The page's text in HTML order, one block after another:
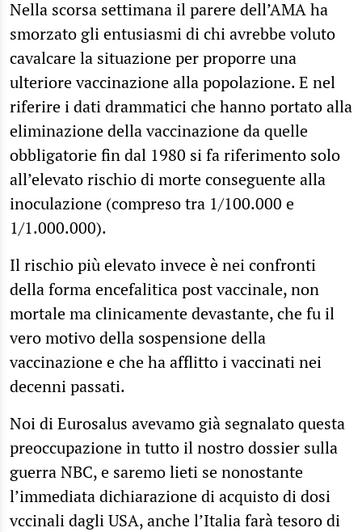
Nella scorsa settimana il parere dell’AMA ha
smorzato gli entusiasmi di chi avrebbe voluto
cavalcare la situazione per proporre una
ulteriore vaccinazione alla popolazione. E nel
riferire i dati drammatici che hanno portato alla
eliminazione della vaccinazione da quelle
obbligatorie fin dal 1980 si fa riferimento solo
all’elevato rischio di morte conseguente alla
inoculazione (compreso tra 1/100.000 e
1/1.000.000).
Il rischio più elevato invece è nei confronti
della forma encefalitica post vaccinale, non
mortale ma clinicamente devastante, che fu il
vero motivo della sospensione della
vaccinazione e che ha afflitto i vaccinati nei
decenni passati.
Noi di Eurosalus avevamo già segnalato questa
preoccupazione in tutto il nostro dossier sulla
guerra NBC, e saremo lieti se nonostante
l’immediata dichiarazione di acquisto di dosi
vccinali dagli USA, anche l’Italia farà tesoro di